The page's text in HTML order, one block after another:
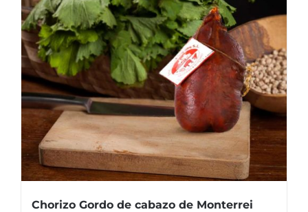
Chorizo Gordo de cabazo de Monterrei